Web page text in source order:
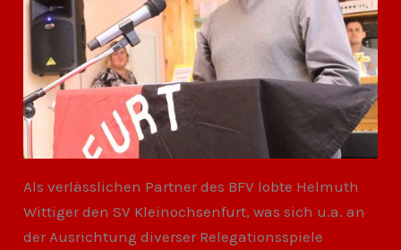
Als verlässlichen Partner des BFV lobte Helmuth
Wittiger den SV Kleinochsenfurt, was sich u.a. an
der Ausrichtung diverser Relegationsspiele